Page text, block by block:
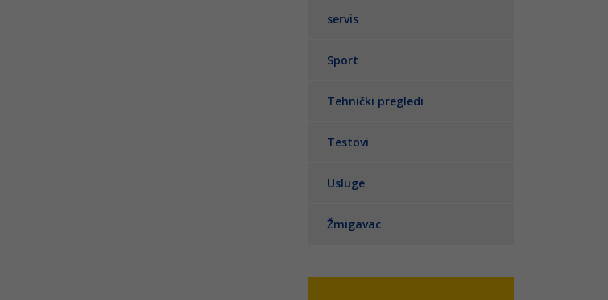
servis
Sport
Tehnički pregledi
Testovi
Usluge
Žmigavac